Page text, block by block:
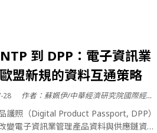
到 DPP：電子資訊業
盟新規的資料互通策略
28 作者：蘇姵伊/中華經濟研究院國際經濟所 分析師
護照（Digital Product Passport, DPP）
變電子資訊業管理產品資料與供應鏈資訊